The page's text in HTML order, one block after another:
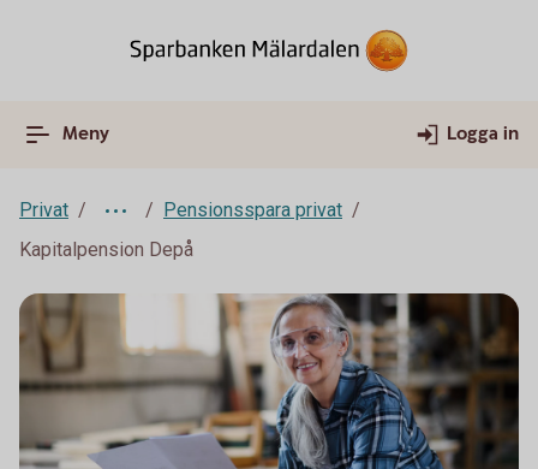
Meny Logga in
Privat
Pensionsspara privat
Kapitalpension Depå